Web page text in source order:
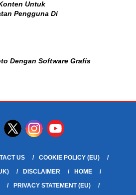
Untuk
Pengguna Di
Dengan Software Grafis
US
COOKIE POLICY (EU)
DISCLAIMER
HOME
PRIVACY STATEMENT (EU)